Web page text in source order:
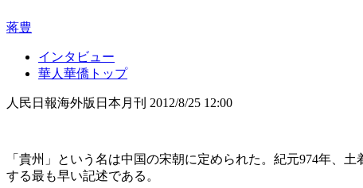
蒋豊
インタビュー
華人華僑トップ
人民日報海外版日本月刊 2012/8/25 12:00
「貴州」という名は中国の宋朝に定められた。紀元974年、
する最も早い記述である。